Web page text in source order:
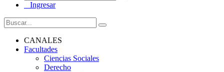
Ingresar
CANALES
Facultades
Ciencias Sociales
Derecho